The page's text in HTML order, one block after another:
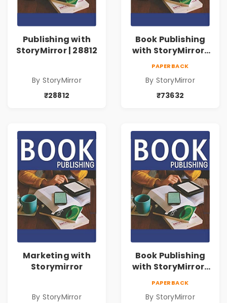
Publishing with
StoryMirror | 28812
By StoryMirror
₹28812
Book Publishing
with StoryMirror |
PAPERBACK
By StoryMirror
₹73632
Marketing with
Storymirror
By StoryMirror
Book Publishing
with StoryMirror |
PAPERBACK
By StoryMirror